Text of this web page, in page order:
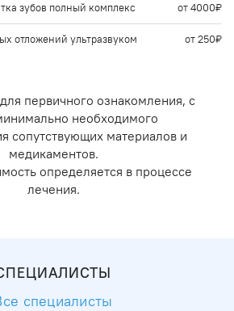
зубов полный комплекс от 4000₽
отложений ультразвуком от 250₽
первичного ознакомления, с
необходимого
сопутствующих материалов и
медикаментов.
определяется в процессе
лечения.
специалисты